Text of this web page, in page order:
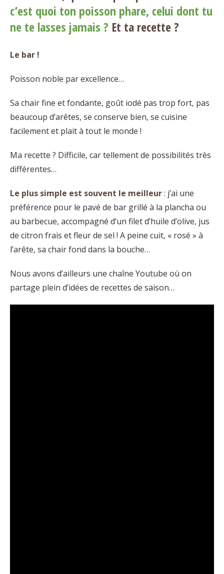
c’est quoi ton poisson phare, celui dont tu
ne te lasses jamais ? Et ta recette ?
Le bar !
Poisson noble par excellence…
Sa chair fine et fondante, goût iodé pas trop fort, pas
beaucoup d’arêtes, se conserve bien, se cuisine
facilement et plait à tout le monde !
Ma recette ? Difficile, car tellement de possibilités très
différentes…
Le plus simple est souvent le meilleur: j’ai une
préférence pour le pavé de bar grillé à la plancha ou
au barbecue, accompagné d’un filet d’huile d’olive, jus
de citron frais et fleur de sel ! A peine cuit, « rosé » à
l’arête, sa chair fond dans la bouche…
Nous avons d’ailleurs une chaîne Youtube où on
partage plein d’idées de recettes de saison…